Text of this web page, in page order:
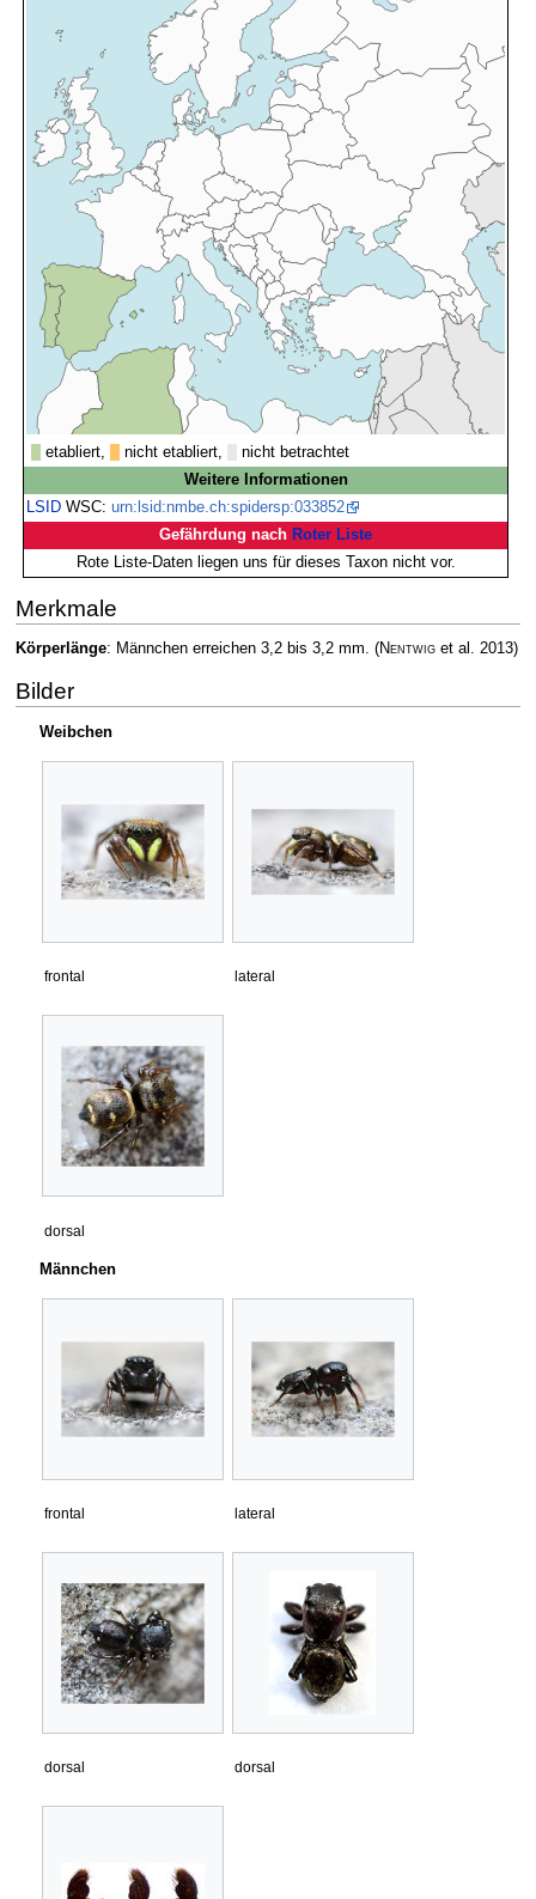
etabliert, nicht etabliert,
nicht betrachtet
Weitere Informationen
LSID WSC:urn:lsid:nmbe.ch:spidersp:033852
Gefährdung nach Roter Liste
Rote Liste-Daten liegen uns für dieses Taxon nicht vor.
Merkmale
Körperlänge: Männchen erreichen 3,2 bis 3,2 mm. (Nentwiget al. 2013)
Bilder
Weibchen
frontal lateral
dorsal
Männchen
frontal lateral
dorsal dorsal